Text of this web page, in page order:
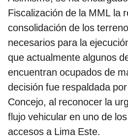
Fiscalización de la MML la
consolidación de los
necesarios para la
que actualmente algunos
encuentran ocupados de
decisión fue respaldada
Concejo, al reconocer la
flujo vehicular en uno de
accesos a Lima Este.